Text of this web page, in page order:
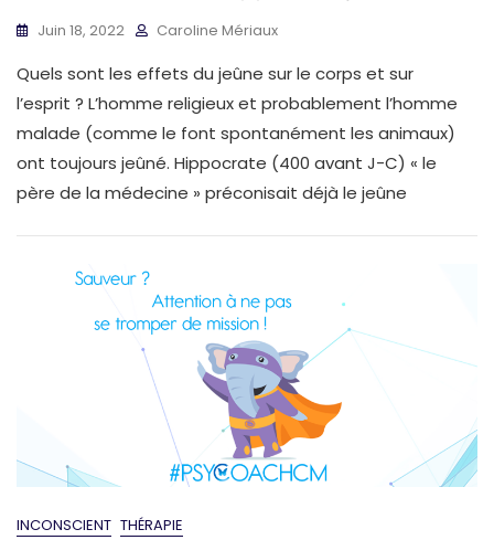
Juin 18, 2022 Caroline Mériaux
Quels sont les effets du jeûne sur le corps et sur
l’esprit ? L’homme religieux et probablement l’homme
malade (comme le font spontanément les animaux)
ont toujours jeûné. Hippocrate (400 avant J-C) « le
père de la médecine » préconisait déjà le jeûne
INCONSCIENT THÉRAPIE